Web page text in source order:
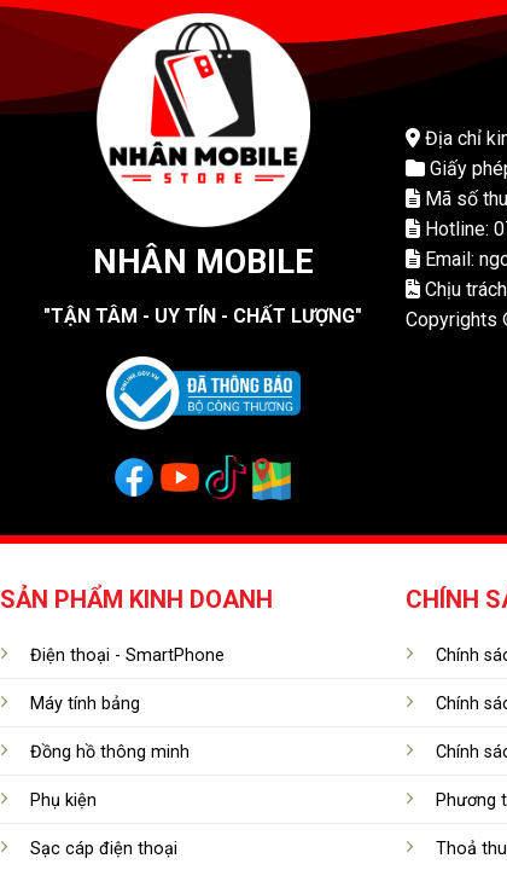
NHÂN MOBILE
"TẬN TÂM - UY TÍN - CHẤT LƯỢNG"
Địa chỉ
Giấy
Mã số
Hotline:
Email:
Chịu
Copyrights
SẢN PHẨM KINH DOANH
Điện thoại - SmartPhone
Máy tính bảng
Đồng hồ thông minh
Phụ kiện
Sạc cáp điện thoại
CHÍNH
Chính
Chính
Chính
Phương
Thoả